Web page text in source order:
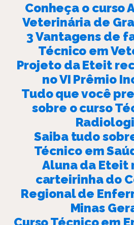
Conheça o curso
Veterinária de
3 Vantagens de
Técnico em
Projeto da Eteit
no VI Prêmio
Tudo que você
sobre o curso
Saiba tudo
Técnico em
Aluna da Eteit
carteirinha do
Regional de
Minas